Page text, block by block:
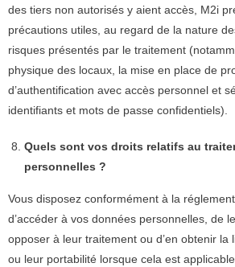
des tiers non autorisés y aient accès, M2i
précautions utiles, au regard de la nature
risques présentés par le traitement
physique des locaux, la mise en place de
d’authentification avec accès personnel et
identifiants et mots de passe confidentiels).
Quels sont vos droits relatifs au
personnelles ?
Vous disposez conformément à la
d’accéder à vos données personnelles, de
opposer à leur traitement ou d’en obtenir la
ou leur portabilité lorsque cela est